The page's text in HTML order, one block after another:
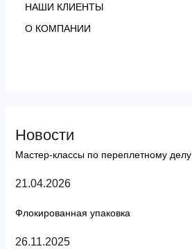
НАШИ КЛИЕНТЫ
О КОМПАНИИ
Новости
Мастер-классы по переплетному делу
21.04.2026
Флокированная упаковка
26.11.2025